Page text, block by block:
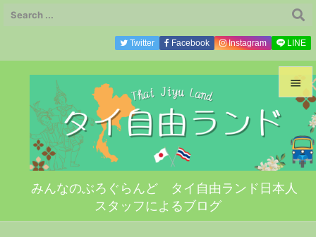
みんなのぶろぐらんど タイ自由ランド日本人
スタッフによるブログ


メニ

サイ


Twitter Facebook Instagram LINE